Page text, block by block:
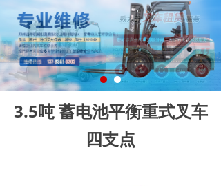
3.5吨 蓄电池平衡重式叉车
四支点